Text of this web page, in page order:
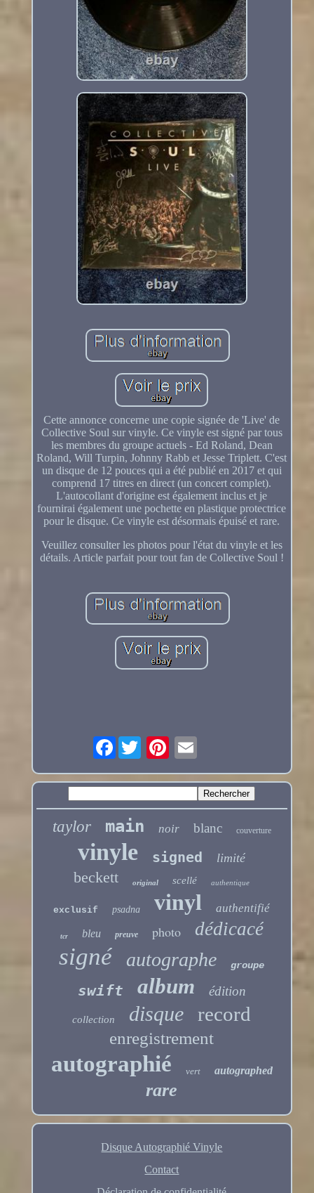
Cette annonce concerne une copie signée de 'Live' de
Collective Soul sur vinyle. Ce vinyle est signé par tous
les membres du groupe actuels - Ed Roland, Dean
Roland, Will Turpin, Johnny Rabb et Jesse Triplett. C'est
un disque de 12 pouces qui a été publié en 2017 et qui
comprend 17 titres en direct (un concert complet).
L'autocollant d'origine est également inclus et je
fournirai également une pochette en plastique protectrice
pour le disque. Ce vinyle est désormais épuisé et rare.
Veuillez consulter les photos pour l'état du vinyle et les
détails. Article parfait pour tout fan de Collective Soul !
Facebook
taylor main noir blanc couverture
vinyle signed limité
beckett original scellé authentique
exclusif psadna vinyl authentifié
tcr bleu preuve photo dédicacé
signé autographe groupe
swift album édition
collection disque record
enregistrement
autographié vert autographed
rare
Disque Autographié Vinyle
Contact